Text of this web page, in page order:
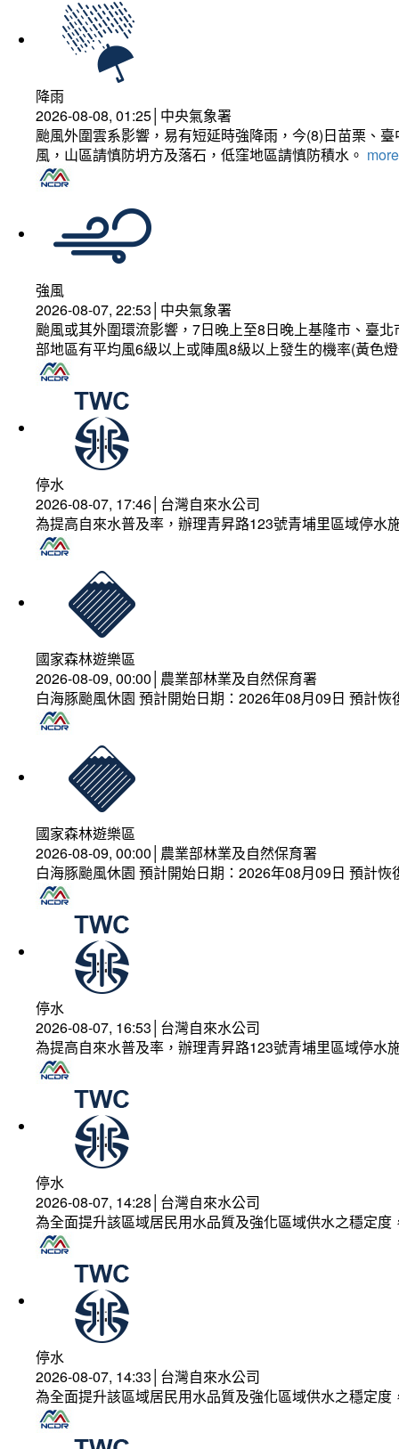
降雨
2026-08-08, 01:25│中央氣象署
颱風外圍雲系影響，易有短延時強降雨，今(8)日苗栗、
風，山區請慎防坍方及落石，低窪地區請慎防積水。
強風
2026-08-07, 22:53│中央氣象署
颱風或其外圍環流影響，7日晚上至8日晚上基隆市、臺
部地區有平均風6級以上或陣風8級以上發生的機率(黃色
停水
2026-08-07, 17:46│台灣自來水公司
為提高自來水普及率，辦理青昇路123號青埔里區域停水
國家森林遊樂區
2026-08-09, 00:00│農業部林業及自然保育署
白海豚颱風休園 預計開始日期：2026年08月09日 預計
國家森林遊樂區
2026-08-09, 00:00│農業部林業及自然保育署
白海豚颱風休園 預計開始日期：2026年08月09日 預計
停水
2026-08-07, 16:53│台灣自來水公司
為提高自來水普及率，辦理青昇路123號青埔里區域停水
停水
2026-08-07, 14:28│台灣自來水公司
為全面提升該區域居民用水品質及強化區域供水之穩定
停水
2026-08-07, 14:33│台灣自來水公司
為全面提升該區域居民用水品質及強化區域供水之穩定